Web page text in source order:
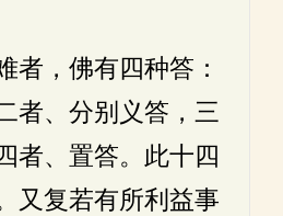
者，佛有四种答：
者、分别义答，三
者、置答。此十四
又复若有所利益事